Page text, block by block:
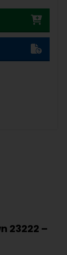
23222 –